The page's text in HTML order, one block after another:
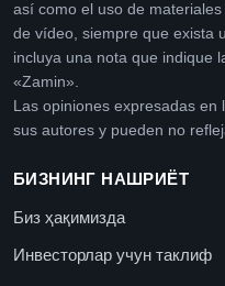
así como el uso de
de vídeo, siempre que exista
incluya una nota que indique
«Zamin».
Las opiniones expresadas
sus autores y pueden no
БИЗНИНГ НАШРИЁТ
Биз ҳақимизда
Инвесторлар учун таклиф